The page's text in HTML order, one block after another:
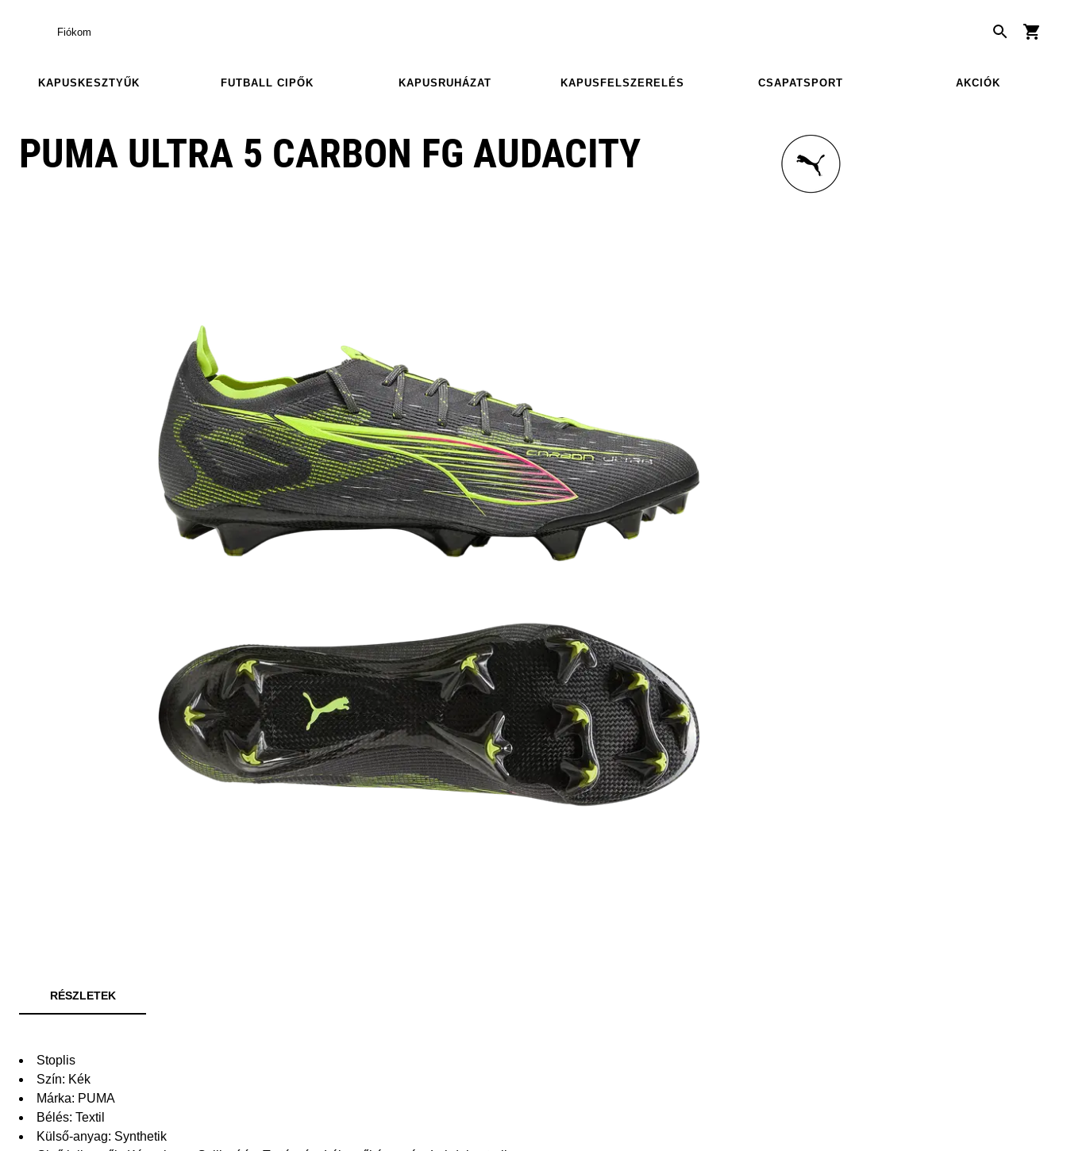
Fiókom
KAPUSKESZTYŰK FUTBALL CIPŐK KAPUSRUHÁZAT KAPUSFELSZERELÉS CSAPATSPORT AKCIÓK
PUMA ULTRA 5 CARBON FG AUDACITY
RÉSZLETEK
Stoplis
Szín: Kék
Márka: PUMA
Bélés: Textil
Külső-anyag: Synthetik